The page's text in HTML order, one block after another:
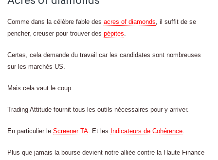
Comme dans la célèbre fable des acres of diamonds, il suffit de se
pencher, creuser pour trouver des pépites.
Certes, cela demande du travail car les candidates sont nombreuses
sur les marchés US.
Mais cela vaut le coup.
Trading Attitude fournit tous les outils nécessaires pour y arriver.
En particulier le Screener TA. Et les Indicateurs de Cohérence.
Plus que jamais la bourse devient notre alliée contre la Haute Finance